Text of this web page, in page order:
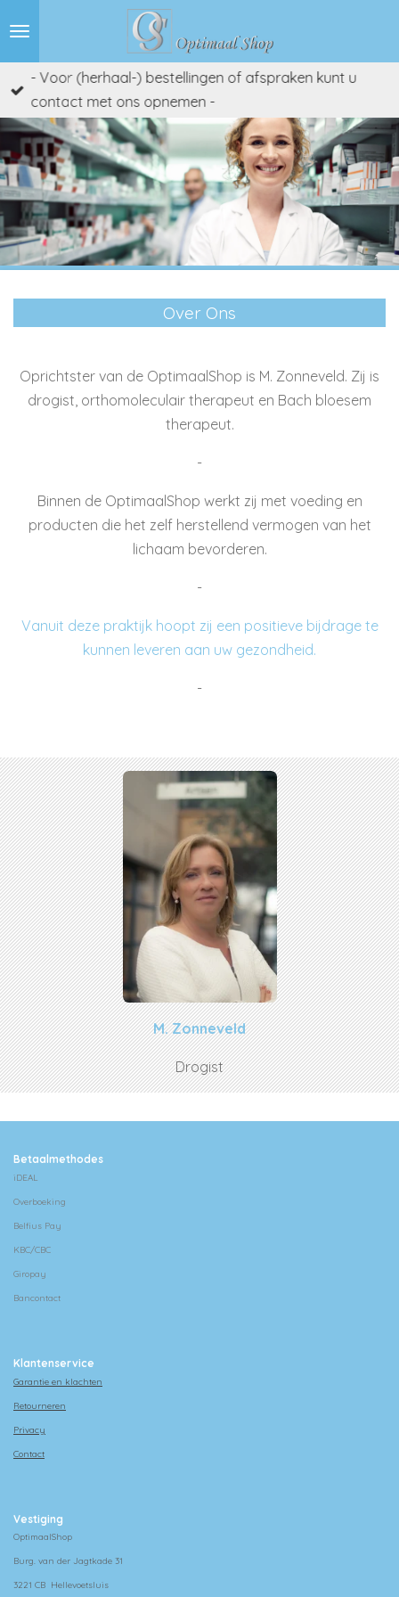
de
hoofdinhoud
- Voor (herhaal-) bestellingen of afspraken kunt u
contact met ons opnemen -
Over Ons
Oprichtster van de OptimaalShop is M. Zonneveld. Zij is
drogist, orthomoleculair therapeut en Bach bloesem
therapeut.
-
Binnen de OptimaalShop werkt zij met voeding en
producten die het zelf herstellend vermogen van het
lichaam bevorderen.
-
Vanuit deze praktijk hoopt zij een positieve bijdrage te
kunnen leveren aan uw gezondheid.
-
M. Zonneveld
Drogist
Betaalmethodes
iDEAL
Overboeking
Belfius Pay
KBC/CBC
Giropay
Bancontact
Klantenservice
Garantie en klachten
Retourneren
Privacy
Contact
Vestiging
OptimaalShop
Burg. van der Jagtkade 31
3221 CB Hellevoetsluis